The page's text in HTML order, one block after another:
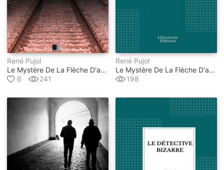
René Pujol
Le Mystère De La Flèche D'argent
6
241
René Pujol
Le Mystère De La Flèche D'argent
198